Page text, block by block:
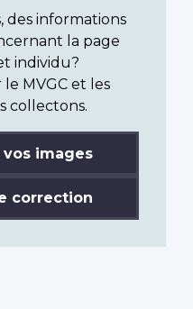
des informations
la page
individu?
MVGC et les
collectons.
vos images
correction